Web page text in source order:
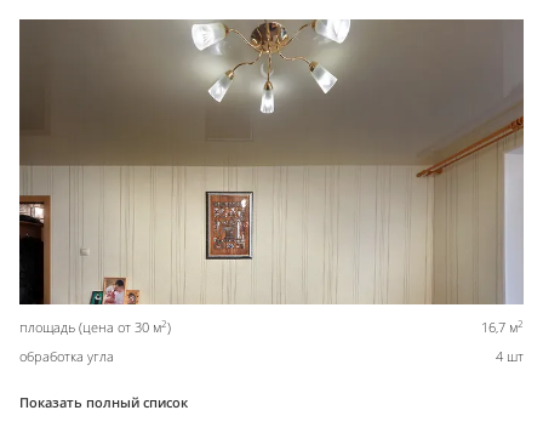
площадь (цена от 30 м2) 16,7 м2
обработка угла 4 шт
Показать полный список